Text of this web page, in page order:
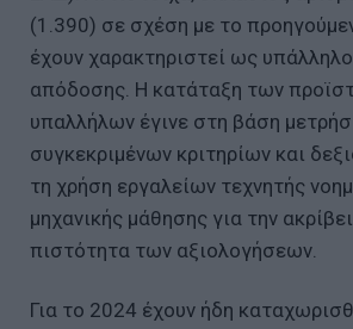
(1.390) σε σχέση με το
έχουν χαρακτηριστεί ως
απόδοσης. Η κατάταξη των
υπαλλήλων έγινε στη βάση
συγκεκριμένων κριτηρίων και
τη χρήση εργαλείων τεχνητής
μηχανικής μάθησης για την
πιστότητα των αξιολογήσεων.
Για το 2024 έχουν ήδη